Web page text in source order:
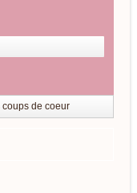
de coeur